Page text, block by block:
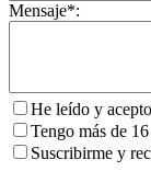
Mensaje*:
He leído y
Tengo más de
Suscribirme y